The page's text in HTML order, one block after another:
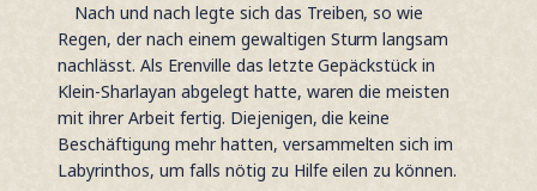
Nach und nach legte sich das Treiben, so wie
Regen, der nach einem gewaltigen Sturm langsam
nachlässt. Als Erenville das letzte Gepäckstück in
Klein-Sharlayan abgelegt hatte, waren die meisten
mit ihrer Arbeit fertig. Diejenigen, die keine
Beschäftigung mehr hatten, versammelten sich im
Labyrinthos, um falls nötig zu Hilfe eilen zu können.